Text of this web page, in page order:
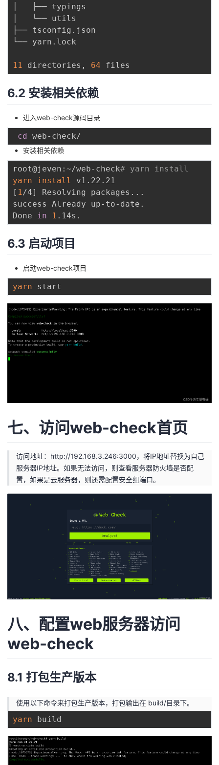
│   ├── typings
│   └── utils
├── tsconfig.json
└── yarn.lock
11 directories, 64
6.2 安装相关依赖
进入web-check源码目录
cd
安装相关依赖
root@jeven:~/web-check# yarn install
yarn
install
[ 1/4] Resolving packages .. .
success Already up-to-date.
Done in 1
6.3 启动项目
启动web-check项目
yarn
七、访问web-check首页
访问地址： http://192.168.3.246:3000，将IP地址替换为自己
服务器IP地址。如果无法访问，则查看服务器防火墙是否配
置，如果是云服务器，则还需配置安全组端口。
八、配置web服务器访问
web-check
8.1 打包生产版本
使用以下命令来打包生产版本，打包输出在 build/目录下。
yarn